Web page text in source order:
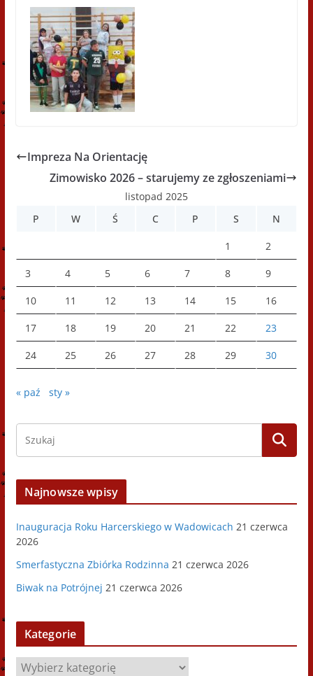
Impreza Na Orientację
Zimowisko 2026 – starujemy ze zgłoszeniami
listopad 2025
P
W Ś C P S N
1 2
3 4 5 6 7 8 9
10 11 12 13 14 15 16
17 18 19 20 21 22 23
24 25 26 27 28 29 30
« paź sty »
Najnowsze wpisy
Inauguracja Roku Harcerskiego w Wadowicach 21 czerwca
2026
Smerfastyczna Zbiórka Rodzinna 21 czerwca 2026
Biwak na Potrójnej 21 czerwca 2026
Kategorie
K